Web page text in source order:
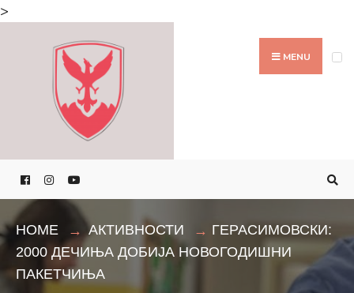
>
MENU
HOME АКТИВНОСТИ
ГЕРАСИМОВСКИ:
2000 ДЕЧИЊА ДОБИЈА НОВОГОДИШНИ
ПАКЕТЧИЊА